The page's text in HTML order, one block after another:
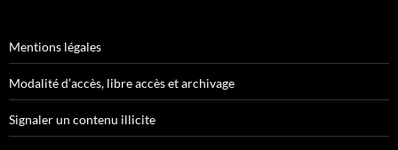
Mentions légales
Modalité d’accès, libre accès et archivage
Signaler un contenu illicite